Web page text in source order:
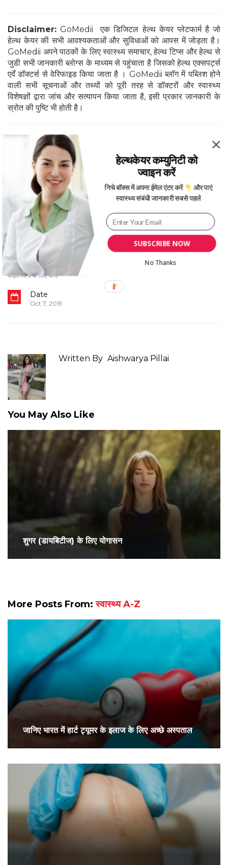
Disclaimer: GoMedii एक डिजिटल हेल्थ केयर प्लेटफार्म है जो
हेल्थ केयर की सभी आवश्यकताओं और सुविधाओं को आपस में जोड़ता है।
GoMedii अपने पाठकों के लिए स्वास्थ्य समाचार, हेल्थ टिप्स और हेल्थ से
जुडी सभी जानकारी ब्लोग्स के माध्यम से पहुंचाता है जिसको हेल्थ एक्सपर्ट्स
एवँ डॉक्टर्स से वेरिफाइड किया जाता है । GoMedii ब्लॉग में पब्लिश होने
वाली सभी सूचनाओं और तथ्यों को पूरी तरह से डॉक्टरों और स्वास्थ्य
विशेषज्ञों द्वारा जांच और सत्यापन किया जाता है, इसी प्रकार जानकारी के
स्रोत की पुष्टि भी होती है।
Diabetes ke Liye Yoga in Hindi
Madhumeh ke Liye Yoga in Hindi
Madhumeh se Pidit Logo ke Liye
Yoga in Hindi
Yoga for Diabetes
Control in Hindi,
Yoga For Diabetes
in Hindi
Yoga for Diabetes Patient
in Hindi
मधुमेह के लिए योगासन ,
पीड़त लोगो के लिए योगा
Category
स्वास्थ्य A-Z
Date
Oct 7, 2019
Written By Aishwarya Pillai
You May Also Like
शुगर (डायबिटीज) के लिए योगासन
More Posts From:स्वास्थ्य A-Z
जानिए भारत में हार्ट ट्यूमर के इलाज के लिए अच्छे अस्पताल
SUBSCRIBE NOW
हेल्थकेयर कम्युनिटी को
ज्वाइन करें
निचे बॉक्स में अपना ईमेल एंटर करें
और पाएं
स्वास्थ्य संबंधी जानकारी सबसे पहले
No Thanks